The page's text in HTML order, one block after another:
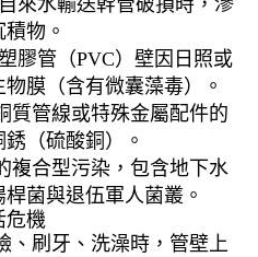
來水輸送幹管破損時，滲
物。
膠管（PVC）壁因日照或
膜（含有微囊藻毒）。
質管線或特殊金屬配件的
（硫酸銅）。
複合型污染，包含地下水
菌與退伍軍人菌叢。
危機
、刷牙、洗澡時，管壁上